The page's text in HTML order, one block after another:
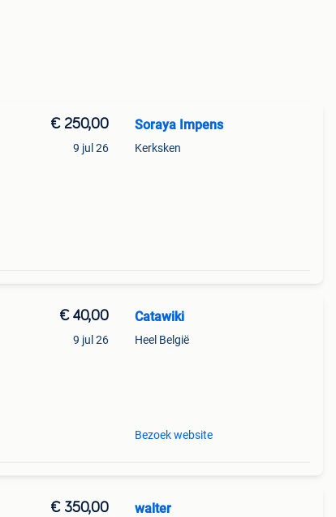
€ 250,00
9 jul 26
Soraya Impens
Kerksken
€ 40,00
9 jul 26
Catawiki
Heel België
Bezoek website
€ 350,00 walter